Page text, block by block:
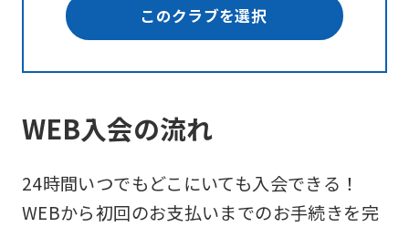
このクラブを選択
WEB入会の流れ
24時間いつでもどこにいても入会できる！
WEBから初回のお支払いまでのお手続きを完